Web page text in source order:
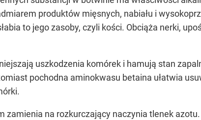
produktów mięsnych, nabiału i
to jego zasoby, czyli kości. Obciąża nerki,
uszkodzenia komórek i hamują stan
pochodna aminokwasu betaina ułatwia
zamienia na rozkurczający naczynia tlenek